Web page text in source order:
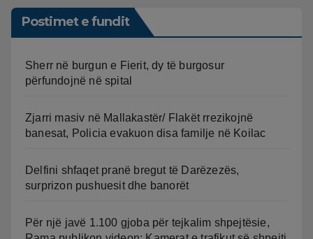
Postimet e fundit
Sherr në burgun e Fierit, dy të burgosur
përfundojnë në spital
Zjarri masiv në Mallakastër/ Flakët rrezikojnë
banesat, Policia evakuon disa familje në Koilac
Delfini shfaqet pranë bregut të Darëzezës,
surprizon pushuesit dhe banorët
Për një javë 1.100 gjoba për tejkalim shpejtësie,